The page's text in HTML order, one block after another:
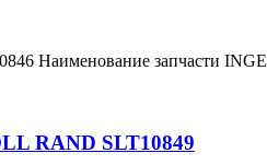
Наименование запчасти
RAND SLT10849